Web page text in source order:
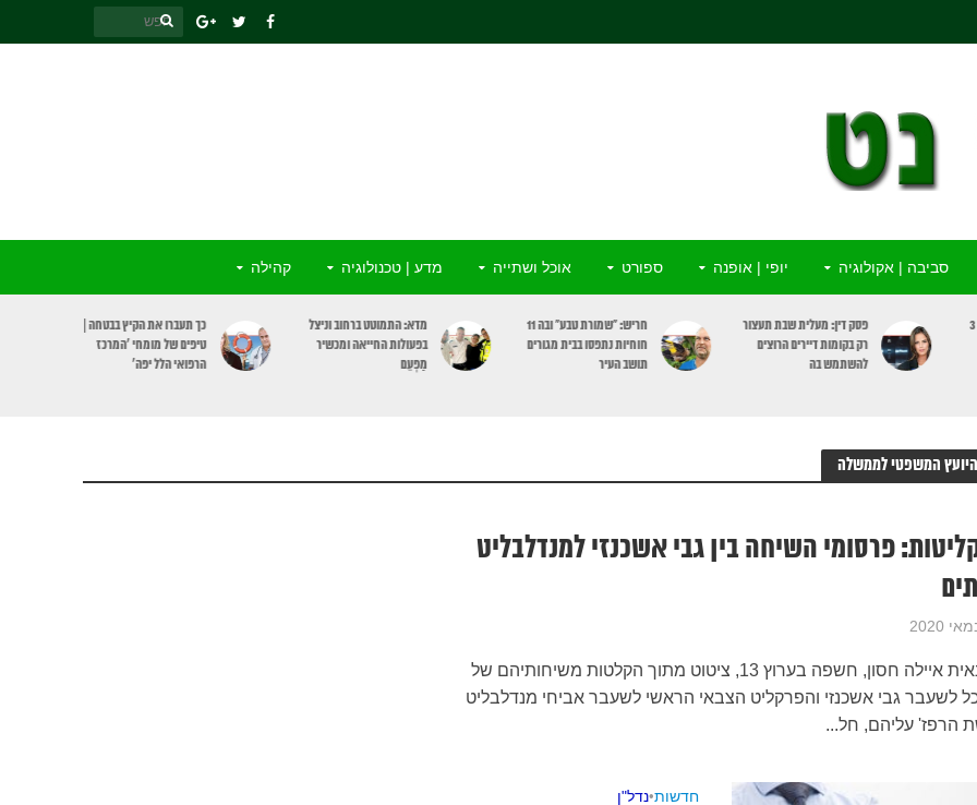
סביבה | אקולוגיה יופי | אופנה ספורט אוכל ושתייה מדע | טכנולוגיה קהילה
חריש: “שמורת טבע” ובה 11
חוחיות נתפסו בבית מגורים
תושב העיר
מדא: התמוטט ברחוב וניצל
בפעולות החייאה ומכשיר
מַפְעֵם
כך תעברו את הקיץ בבטחה |
טיפים של מומחי ‘המרכז
הרפואי הלל יפה’
אבטיח, כולו בריאות: מקור
לחומרים מזינים וגם תורם
לבריאות הלב
המשפטי לממשלה
פרסומי השיחה בין גבי אשכנזי למנדלבליט
העיתונאית איילה חסון, חשפה בערוץ 13, ציטוט מתוך הקלטות משיחותיהם של
לשעבר גבי אשכנזי והפרקליט הצבאי הראשי לשעבר אביחי מנדלבליט
הרפז' עליהם, חל...
חדשות•נדל"ן